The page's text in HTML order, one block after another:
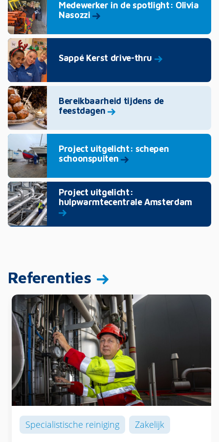
Medewerker in de spotlight: Olivia
Nasozzi
Sappé Kerst drive-thru
Bereikbaarheid tijdens de
feestdagen
Project uitgelicht: schepen
schoonspuiten
Project uitgelicht:
hulpwarmtecentrale Amsterdam
Referenties
Specialistische reiniging Zakelijk